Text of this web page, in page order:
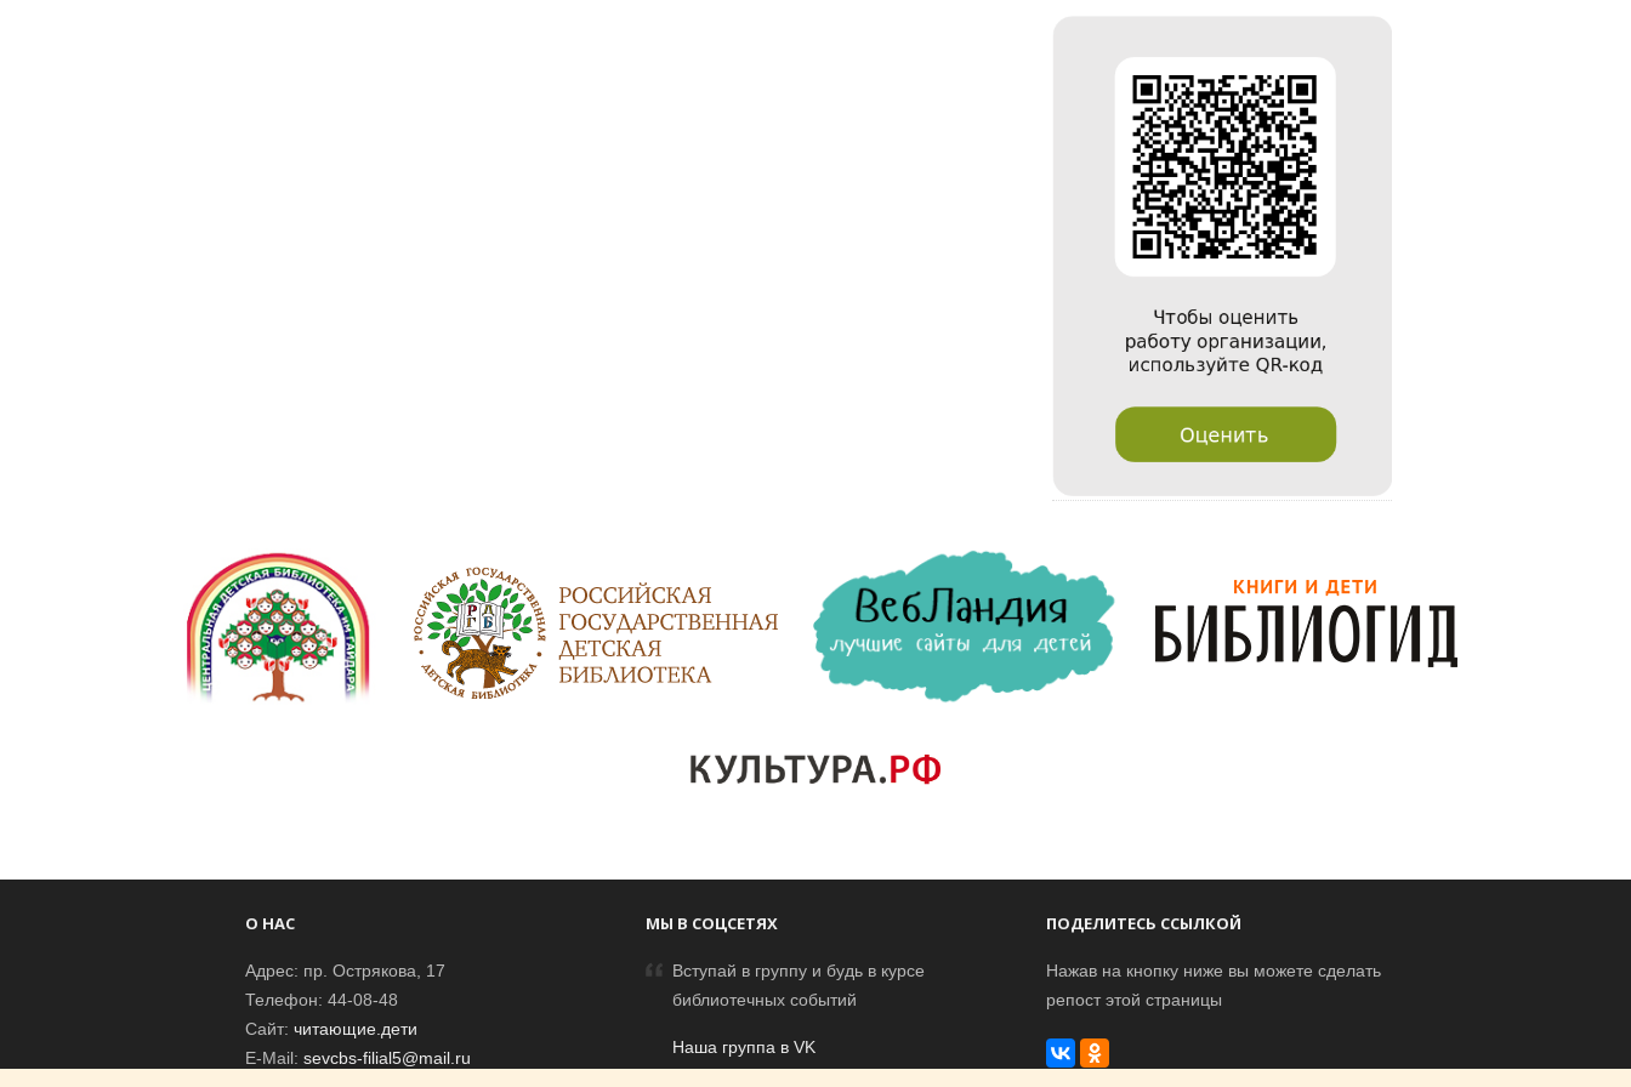
О НАС
Адрес: пр. Острякова, 17
Телефон: 44-08-48
Сайт: читающие.дети
E-Mail: sevcbs-filial5@mail.ru
МЫ В СОЦСЕТЯХ
Вступай в группу и будь в курсе
библиотечных событий
Наша группа в VK
ПОДЕЛИТЕСЬ ССЫЛКОЙ
Нажав на кнопку ниже вы можете сделать
репост этой страницы